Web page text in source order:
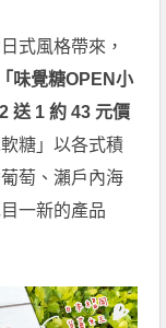
式風格帶來，
「味覺糖OPEN小
送 1 約 43 元價
糖」以各式積
萄、瀨戶內海
一新的產品